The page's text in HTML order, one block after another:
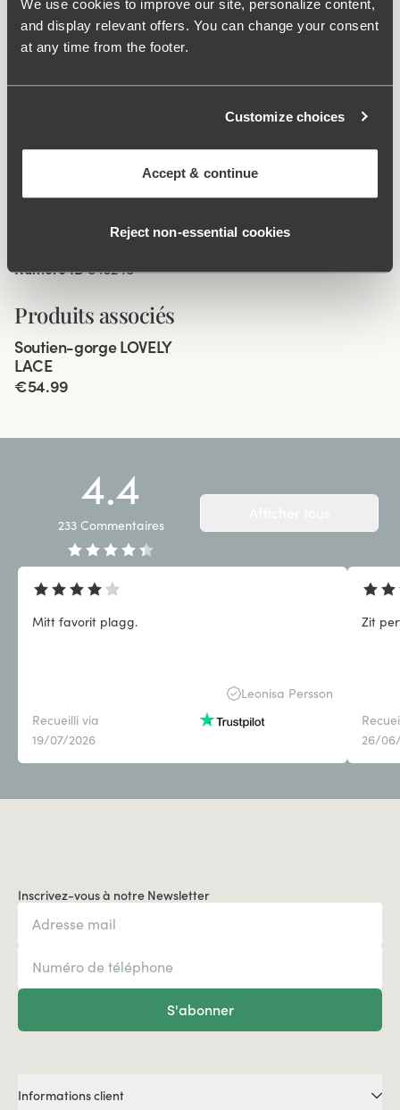
We use cookies to improve our site, personalize content,
and display relevant offers. You can change your consent
at any time from the footer.
Customize choices
Accept & continue
Reject non‑essential cookies
Tissu en fibre textile recyclée.
Tissu souple et stable qui reste en place.
80% polyamide, 20% élasthanne
Numéro ID 843248
Produits associés
Viewing image 1 of 9
Bretelles rembourrées
Soutien-gorge LOVELY
LACE
€54.99
4.4
233 Commentaires
Mitt favorit plagg.
Leonisa Persson
Recueilli via
19/07/2026
Zit
26/
Inscrivez-vous à notre Newsletter
S'abonner
Informations client